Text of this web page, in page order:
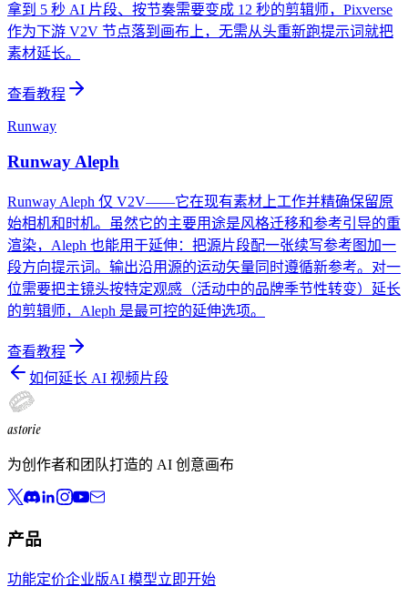
拿到 5 秒 AI 片段、按节奏需要变成 12 秒的剪辑师，Pixverse
作为下游 V2V 节点落到画布上，无需从头重新跑提示词就把
素材延长。
查看教程
Runway
Runway Aleph
Runway Aleph 仅 V2V——它在现有素材上工作并精确保留原
始相机和时机。虽然它的主要用途是风格迁移和参考引导的重
渲染，Aleph 也能用于延伸：把源片段配一张续写参考图加一
段方向提示词。输出沿用源的运动矢量同时遵循新参考。对一
位需要把主镜头按特定观感（活动中的品牌季节性转变）延长
的剪辑师，Aleph 是最可控的延伸选项。
查看教程
如何延长 AI 视频片段
astorie
为创作者和团队打造的 AI 创意画布
产品
功能定价企业版AI 模型立即开始